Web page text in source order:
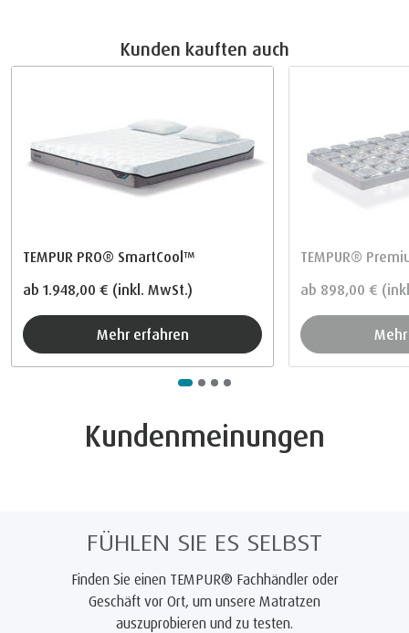
Kunden kauften auch
TEMPUR PRO® SmartCool™
ab 1.948,00 € (inkl. MwSt.)
Mehr erfahren
TEMPUR®
ab 898,00 €
Kundenmeinungen
FÜHLEN SIE ES SELBST
Finden Sie einen TEMPUR® Fachhändler oder
Geschäft vor Ort, um unsere Matratzen
auszuprobieren und zu testen.